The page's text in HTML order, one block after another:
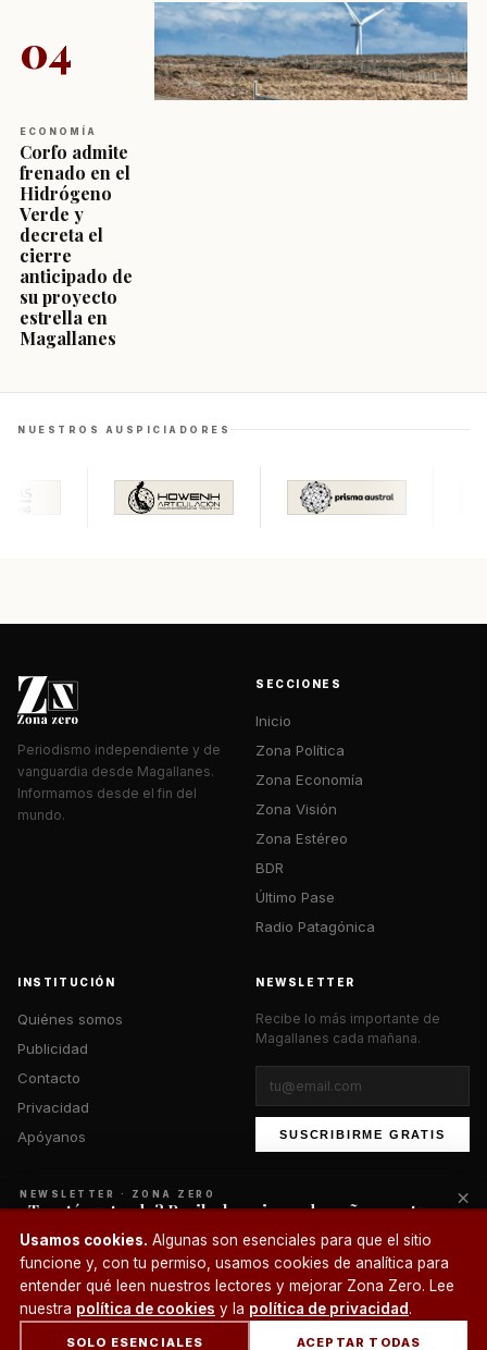
04
ECONOMÍA
Corfo admite
frenado en el
Hidrógeno
Verde y
decreta el
cierre
anticipado de
su proyecto
estrella en
Magallanes
NUESTROS AUSPICIADORES
Periodismo independiente y de
vanguardia desde Magallanes.
Informamos desde el fin del
mundo.
SECCIONES
Inicio
Zona Política
Zona Economía
Zona Visión
Zona Estéreo
BDR
Último Pase
Radio Patagónica
INSTITUCIÓN
Quiénes somos
Publicidad
Contacto
Privacidad
Apóyanos
NEWSLETTER
Recibe lo más importante de
Magallanes cada mañana.
SUSCRIBIRME GRATIS
© 2026 Zona Zero Media. Todos los derechos reservados.
Usamos cookies. Algunas son esenciales para que el sitio
funcione y, con tu permiso, usamos cookies de analítica para
entender qué leen nuestros lectores y mejorar Zona Zero. Lee
nuestra política de cookies y la política de privacidad.
SOLO ESENCIALES ACEPTAR TODAS
¿Un café?
NEWSLETTER · ZONA ZERO
¿Te está gustando? Recibe lo mejor cada mañana en tu
correo.
SUSCRIBIRME
×